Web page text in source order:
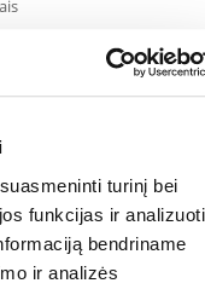
turinį bei
funkcijas ir analizuoti
bendriname
ir analizės
klientai, kurie jį
vidurkis.
ir neigiamus